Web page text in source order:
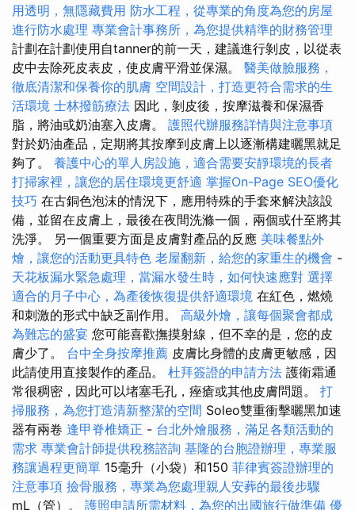
用透明，無隱藏費用 防水工程，從專業的角度為您的房屋
進行防水處理 專業會計事務所，為您提供精準的財務管理
計劃在計劃使用自tanner的前一天，建議進行剝皮，以從表
皮中去除死皮表皮，使皮膚平滑並保濕。 醫美做臉服務，
徹底清潔和保養你的肌膚 空間設計，打造更符合需求的生
活環境 士林撥筋療法 因此，剝皮後，按摩滋養和保濕香
脂，將油或奶油塞入皮膚。 護照代辦服務詳情與注意事項
對於奶油產品，定期將其按摩到皮膚上以逐漸構建曬黑就足
夠了。 養護中心的單人房設施，適合需要安靜環境的長者
打掃家裡，讓您的居住環境更舒適 掌握On-Page SEO優化
技巧 在古銅色泡沫的情況下，應用特殊的手套來解決該設
備，並留在皮膚上，最後在夜間洗滌一個，兩個或什至將其
洗淨。 另一個重要方面是皮膚對產品的反應 美味餐點外
燴，讓您的活動更具特色 老屋翻新，給您的家重生的機會 -
天花板漏水緊急處理，當漏水發生時，如何快速應對 選擇
適合的月子中心，為產後恢復提供舒適環境 在紅色，燃燒
和刺激的形式中缺乏副作用。 高級外燴，讓每個聚會都成
為難忘的盛宴 您可能喜歡撫摸射線，但不幸的是，您的皮
膚少了。 台中全身按摩推薦 皮膚比身體的皮膚更敏感，因
此請使用直接製作的產品。 杜拜簽證的申請方法 護衛霜通
常很稠密，因此可以堵塞毛孔，痤瘡或其他皮膚問題。 打
掃服務，為您打造清新整潔的空間 Soleo雙重衝擊曬黑加速
器有兩卷 逢甲脊椎矯正 - 台北外燴服務，滿足各類活動的
需求 專業會計師提供稅務諮詢 基隆的台胞證辦理，專業服
務讓過程更簡單 15毫升（小袋）和150 菲律賓簽證辦理的
注意事項 撿骨服務，專業為您處理親人安葬的最後步驟
mL（管）。 護照申請所需材料，為您的出國旅行做準備 優